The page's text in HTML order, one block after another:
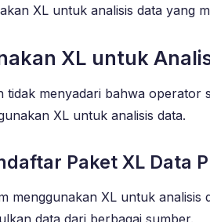
XL untuk analisis data yang
XL untuk
tidak menyadari bahwa operator
XL untuk analisis data.
Paket XL Data
menggunakan XL untuk
data dari berbagai sumber.